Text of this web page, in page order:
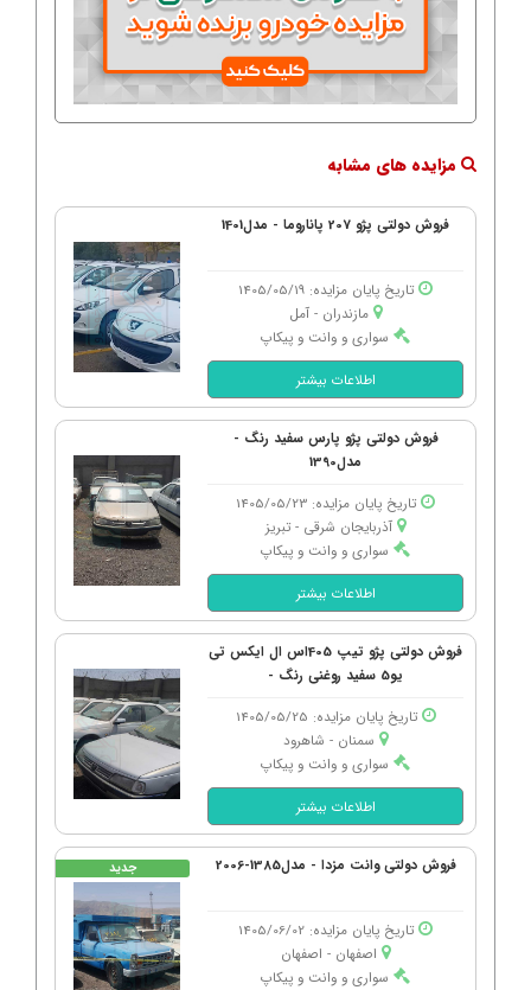
مزایده های مشابه
فروش دولتی پژو 207 پاناروما - مدل1401
تاریخ پایان مزایده: 1405/05/19
مازندران - آمل
سواری و وانت و پیکاپ
اطلاعات بیشتر
فروش دولتی پژو پارس سفید رنگ -
مدل1390
تاریخ پایان مزایده: 1405/05/23
آذربایجان شرقی - تبریز
سواری و وانت و پیکاپ
اطلاعات بیشتر
فروش دولتی پژو تیپ 405اس ال ایکس تی
یو5 سفید روغنی رنگ -
تاریخ پایان مزایده: 1405/05/25
سمنان - شاهرود
سواری و وانت و پیکاپ
اطلاعات بیشتر
فروش دولتی وانت مزدا - مدل1385-2006
تاریخ پایان مزایده: 1405/06/02
اصفهان - اصفهان
سواری و وانت و پیکاپ
جدید